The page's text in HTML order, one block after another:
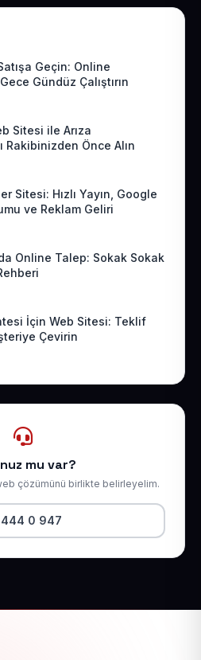
Geçin: Online
Gündüz Çalıştırın
Sitesi ile Arıza
Rakibinizden Önce Alın
Sitesi: Hızlı Yayın, Google
ve Reklam Geliri
Online Talep: Sokak Sokak
İçin Web Sitesi: Teklif
Çevirin
mu var?
çözümünü birlikte belirleyelim.
444 0 947